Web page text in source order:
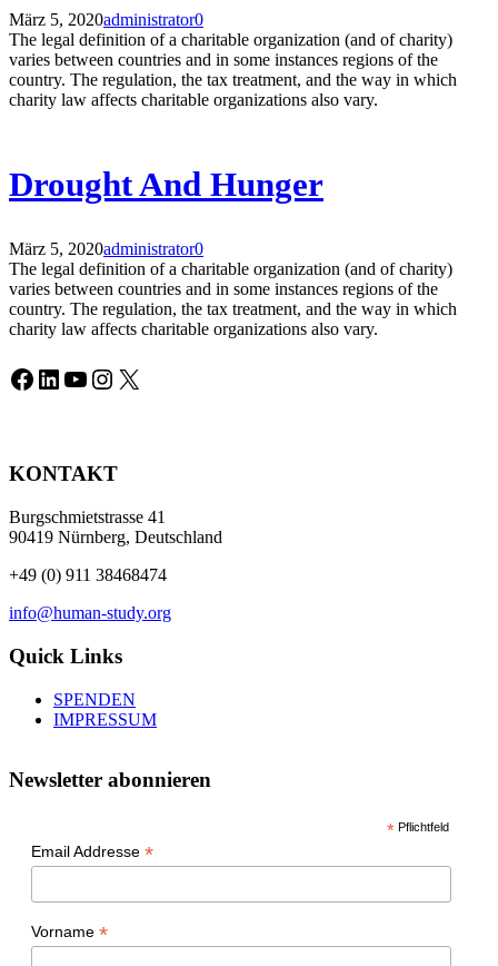
März 5, 2020administrator0
The legal definition of a charitable organization (and of charity)
varies between countries and in some instances regions of the
country. The regulation, the tax treatment, and the way in which
charity law affects charitable organizations also vary.
Drought And Hunger
März 5, 2020administrator0
The legal definition of a charitable organization (and of charity)
varies between countries and in some instances regions of the
country. The regulation, the tax treatment, and the way in which
charity law affects charitable organizations also vary.
Facebook
LinkedIn
YouTube
Instagram
X
KONTAKT
Burgschmietstrasse 41
90419 Nürnberg, Deutschland
+49 (0) 911 38468474
info@human-study.org
Quick Links
SPENDEN
IMPRESSUM
Newsletter abonnieren
* Pflichtfeld
Email Addresse *
Vorname *